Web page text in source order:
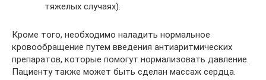
тяжелых случаях).
Кроме того, необходимо наладить нормальное
кровообращение путем введения антиаритмических
препаратов, которые помогут нормализовать давление.
Пациенту также может быть сделан массаж сердца.